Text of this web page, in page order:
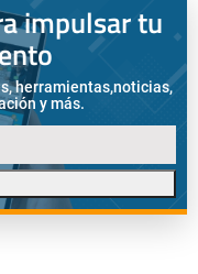
impulsar tu
herramientas,noticias,
y más.